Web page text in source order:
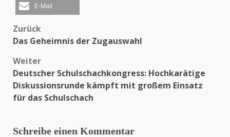
E-Mail
Beitragsnavigation
Zurück
Das Geheimnis der Zugauswahl
Weiter
Deutscher Schulschachkongress: Hochkarätige
Diskussionsrunde kämpft mit großem Einsatz
für das Schulschach
Schreibe einen Kommentar